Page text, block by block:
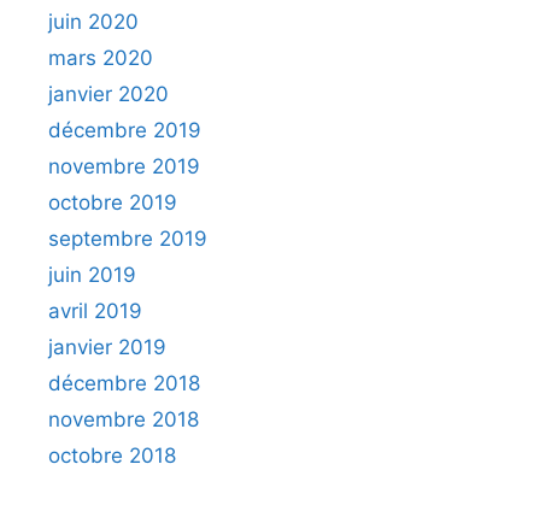
juin 2020
mars 2020
janvier 2020
décembre 2019
novembre 2019
octobre 2019
septembre 2019
juin 2019
avril 2019
janvier 2019
décembre 2018
novembre 2018
octobre 2018